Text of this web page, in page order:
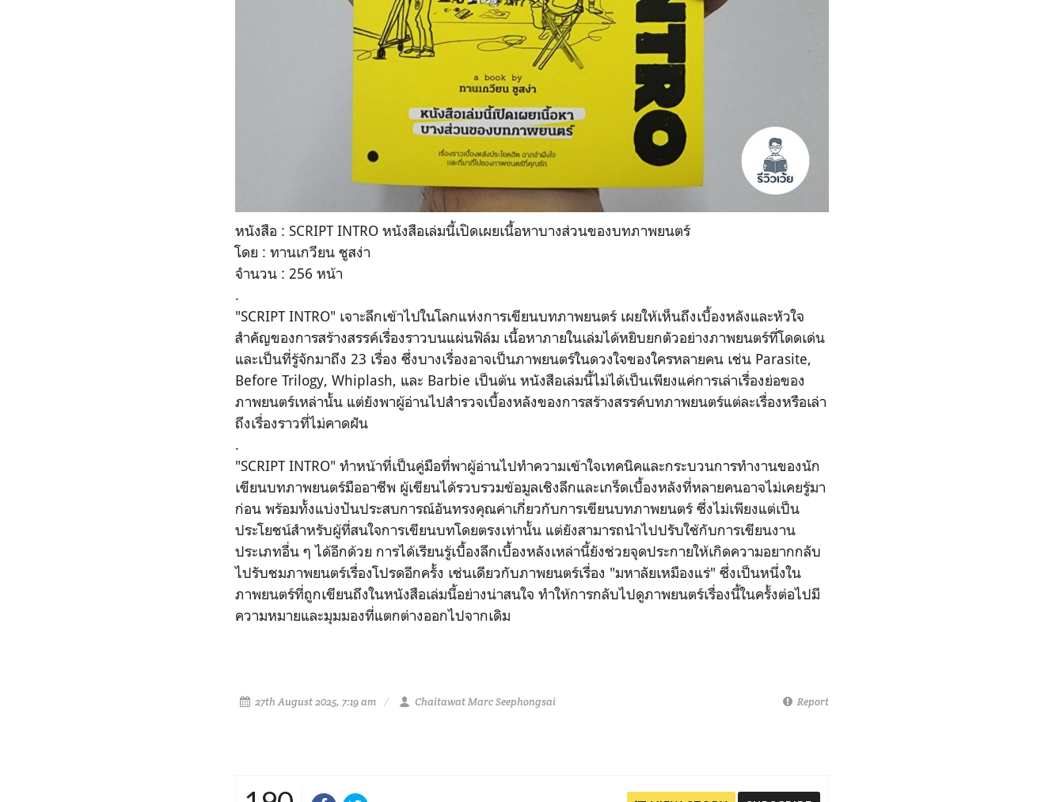
หนังสือ : SCRIPT INTRO หนังสือเล่มนี้เปิดเผยเนื้อหาบางส่วนของบทภาพยนตร์
โดย : ทานเกวียน ชูสง่า
จำนวน : 256 หน้า
.
"SCRIPT INTRO" เจาะลึกเข้าไปในโลกแห่งการเขียนบทภาพยนตร์ เผยให้เห็นถึงเบื้องหลังและหัวใจ
สำคัญของการสร้างสรรค์เรื่องราวบนแผ่นฟิล์ม เนื้อหาภายในเล่มได้หยิบยกตัวอย่างภาพยนตร์ที่โดดเด่น
และเป็นที่รู้จักมาถึง 23 เรื่อง ซึ่งบางเรื่องอาจเป็นภาพยนตร์ในดวงใจของใครหลายคน เช่น Parasite,
Before Trilogy, Whiplash, และ Barbie เป็นต้น หนังสือเล่มนี้ไม่ได้เป็นเพียงแค่การเล่าเรื่องย่อของ
ภาพยนตร์เหล่านั้น แต่ยังพาผู้อ่านไปสำรวจเบื้องหลังของการสร้างสรรค์บทภาพยนตร์แต่ละเรื่องหรือเล่า
ถึงเรื่องราวที่ไม่คาดฝัน
.
"SCRIPT INTRO" ทำหน้าที่เป็นคู่มือที่พาผู้อ่านไปทำความเข้าใจเทคนิคและกระบวนการทำงานของนัก
เขียนบทภาพยนตร์มืออาชีพ ผู้เขียนได้รวบรวมข้อมูลเชิงลึกและเกร็ดเบื้องหลังที่หลายคนอาจไม่เคยรู้มา
ก่อน พร้อมทั้งแบ่งปันประสบการณ์อันทรงคุณค่าเกี่ยวกับการเขียนบทภาพยนตร์ ซึ่งไม่เพียงแต่เป็น
ประโยชน์สำหรับผู้ที่สนใจการเขียนบทโดยตรงเท่านั้น แต่ยังสามารถนำไปปรับใช้กับการเขียนงาน
ประเภทอื่น ๆ ได้อีกด้วย การได้เรียนรู้เบื้องลึกเบื้องหลังเหล่านี้ยังช่วยจุดประกายให้เกิดความอยากกลับ
ไปรับชมภาพยนตร์เรื่องโปรดอีกครั้ง เช่นเดียวกับภาพยนตร์เรื่อง "มหาลัยเหมืองแร่" ซึ่งเป็นหนึ่งใน
ภาพยนตร์ที่ถูกเขียนถึงในหนังสือเล่มนี้อย่างน่าสนใจ ทำให้การกลับไปดูภาพยนตร์เรื่องนี้ในครั้งต่อไปมี
ความหมายและมุมมองที่แตกต่างออกไปจากเดิม
27th August 2025, 7:19 am Chaitawat Marc Seephongsai Report